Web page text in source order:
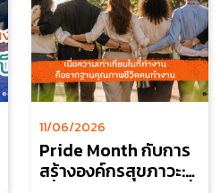
11/06/2026
Pride Month กับการ
สร้างองค์กรสุขภาวะ: